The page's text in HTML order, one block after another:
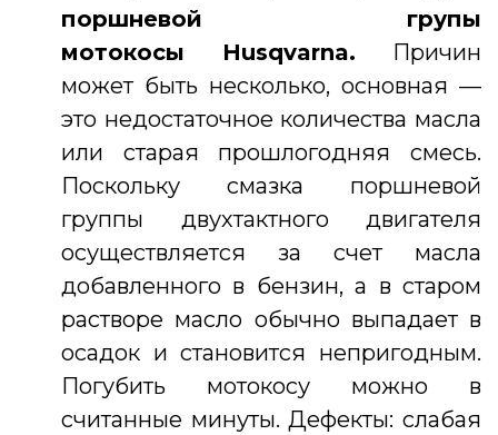
поршневой групы
мотокосы Husqvarna. Причин
может быть несколько, основная —
это недостаточное количества масла
или старая прошлогодняя смесь.
Поскольку смазка поршневой
группы двухтактного двигателя
осуществляется за счет масла
добавленного в бензин, а в старом
растворе масло обычно выпадает в
осадок и становится непригодным.
Погубить мотокосу можно в
считанные минуты. Дефекты: слабая